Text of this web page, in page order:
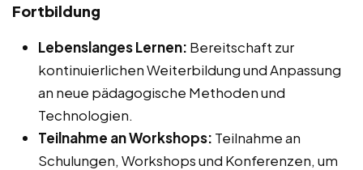
Fortbildung
Lebenslanges Lernen: Bereitschaft zur
kontinuierlichen Weiterbildung und Anpassung
an neue pädagogische Methoden und
Technologien.
Teilnahme an Workshops: Teilnahme an
Schulungen, Workshops und Konferenzen, um